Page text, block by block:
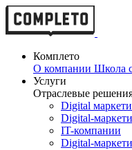
Комплето
О компании Школа
Услуги
Отраслевые
Digital
Digital-
IT-компании
Digital-